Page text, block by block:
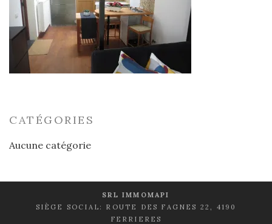
CATÉGORIES
Aucune catégorie
SRL IMMOMAPI
SIÈGE SOCIAL: ROUTE DES FAGNES 22, 4190
FERRIERES